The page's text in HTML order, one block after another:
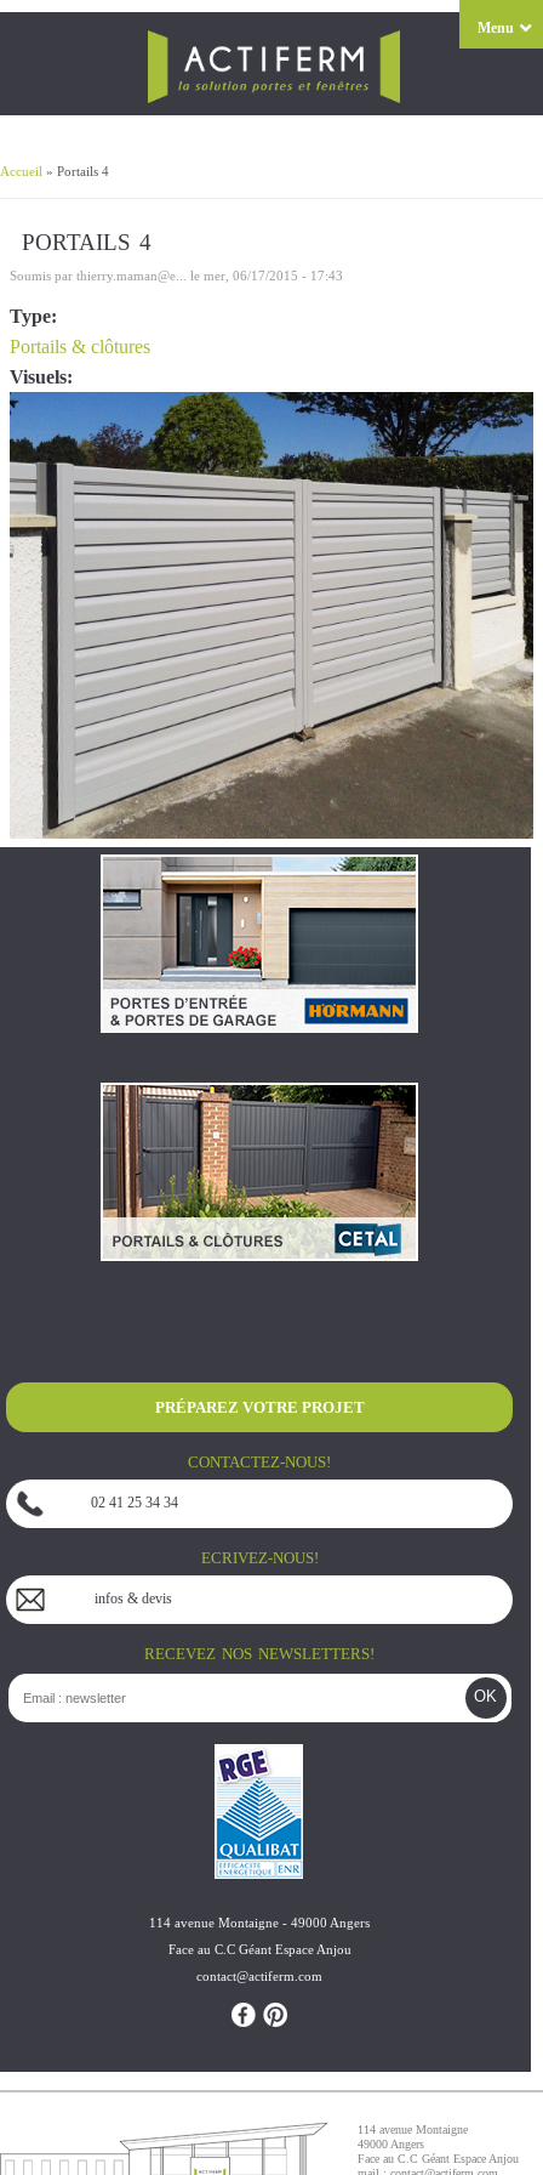
Menu
Accueil » Portails 4
PORTAILS 4
Soumis par thierry.maman@e... le mer, 06/17/2015 - 17:43
Type:
Portails & clôtures
Visuels:
PRÉPAREZ VOTRE PROJET
CONTACTEZ-NOUS!
02 41 25 34 34
ECRIVEZ-NOUS!
infos & devis
RECEVEZ NOS NEWSLETTERS!
e-mail *
cette question vous permet de vérifier si vous êtes un
les soumissions automatisées de spam.
website url
114 avenue Montaigne - 49000 Angers
Face au C.C Géant Espace Anjou
contact@actiferm.com
114 avenue Montaigne
49000 Angers
Face au C.C Géant Espace Anjou